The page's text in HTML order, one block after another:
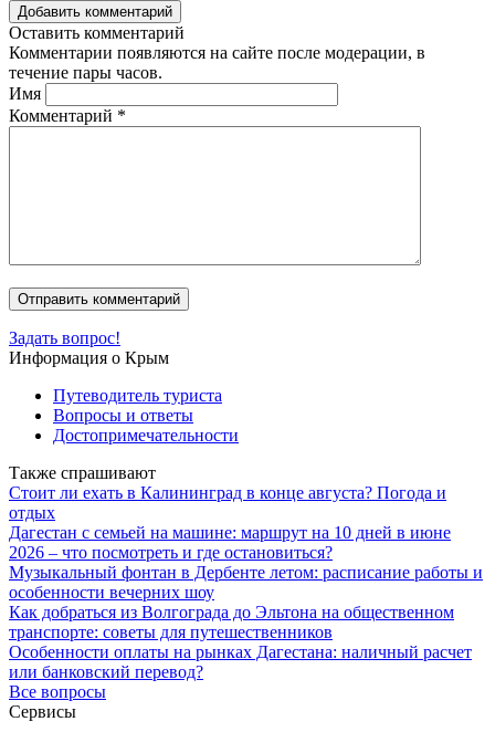
Добавить комментарий
Оставить комментарий
Комментарии появляются на сайте после модерации, в
течение пары часов.
Имя
Комментарий *
Задать вопрос!
Информация о Крым
Путеводитель туриста
Вопросы и ответы
Достопримечательности
Также спрашивают
Стоит ли ехать в Калининград в конце августа? Погода и
отдых
Дагестан с семьей на машине: маршрут на 10 дней в июне
2026 – что посмотреть и где остановиться?
Музыкальный фонтан в Дербенте летом: расписание работы и
особенности вечерних шоу
Как добраться из Волгограда до Эльтона на общественном
транспорте: советы для путешественников
Особенности оплаты на рынках Дагестана: наличный расчет
или банковский перевод?
Все вопросы
Сервисы